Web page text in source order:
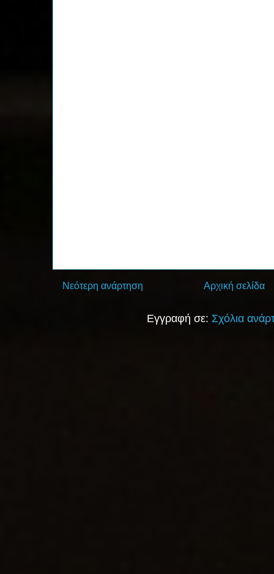
Νεότερη ανάρτηση Αρχική σελίδα
Εγγραφή σε: Σχόλια